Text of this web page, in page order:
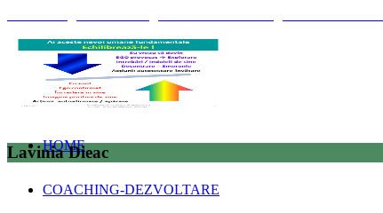
HOME
COACHING-DEZVOLTARE
Lavinia Dieac